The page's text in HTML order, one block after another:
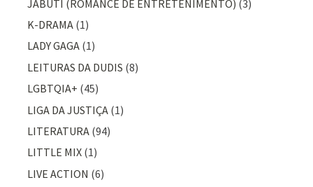
JABUTI (ROMANCE DE ENTRETENIMENTO) (3)
K-DRAMA (1)
LADY GAGA (1)
LEITURAS DA DUDIS (8)
LGBTQIA+ (45)
LIGA DA JUSTIÇA (1)
LITERATURA (94)
LITTLE MIX (1)
LIVE ACTION (6)